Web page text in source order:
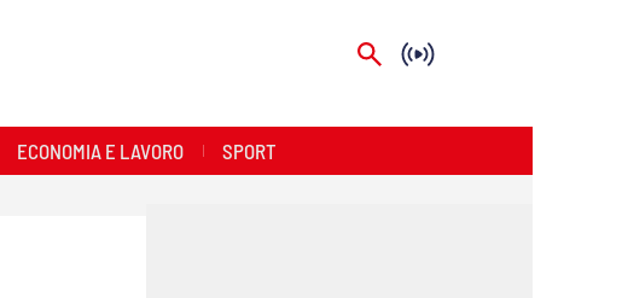
ECONOMIA E LAVORO SPORT